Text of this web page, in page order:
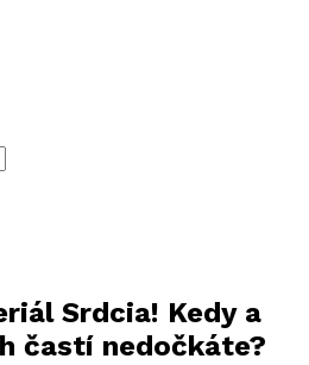
Srdcia! Kedy a
častí nedočkáte?